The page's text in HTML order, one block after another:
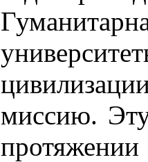
миссию.